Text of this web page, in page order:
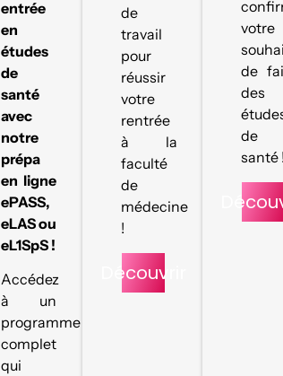
entrée
en
études
de
santé
avec
notre
prépa
en ligne
ePASS,
eLAS ou
eL1SpS !
Accédez
à un
programme
complet
qui
de
travail
pour
réussir
votre
rentrée
à la
faculté
de
médecine
!
Découvrir
votre
de
des
de
santé !